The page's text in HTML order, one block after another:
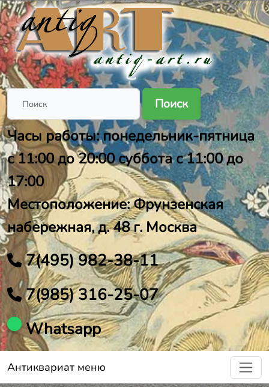
Поиск
Часы работы: понедельник-пятница
с 11:00 до 20:00 суббота с 11:00 до
17:00
Местоположение: Фрунзенская
набережная, д. 48 г. Москва
7(495) 982-38-11
7(985) 316-25-07
Whatsapp
Антиквариат меню